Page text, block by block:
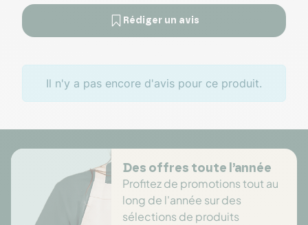
Rédiger un avis
Il n'y a pas encore d'avis pour ce produit.
Des offres toute l’année
Profitez de promotions tout au
long de l'année sur des
sélections de produits